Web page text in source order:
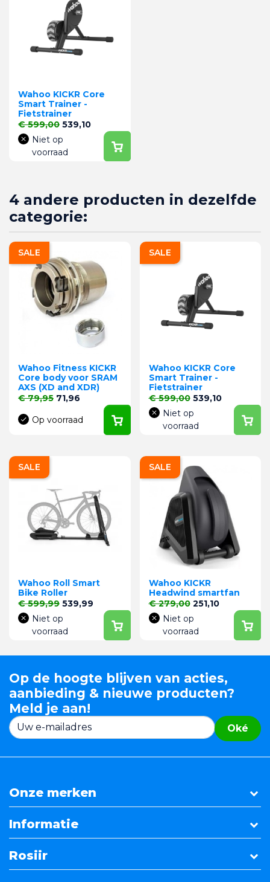
Wahoo KICKR Core
Smart Trainer -
Fietstrainer
Normale prijs
€ 599,00 Prijs
539,10
Niet op
voorraad
4 andere producten in dezelfde
categorie:
Wahoo Fitness KICKR
Core body voor SRAM
AXS (XD and XDR)
Normale prijs
€ 79,95 Prijs
71,96
Op voorraad
SALE
Wahoo KICKR Core
Smart Trainer -
Fietstrainer
Normale prijs
€ 599,00 Prijs
539,10
Niet op
voorraad
SALE
Wahoo Roll Smart
Bike Roller
Normale prijs
€ 599,99 Prijs
539,99
Niet op
voorraad
SALE
Wahoo KICKR
Headwind smartfan
Normale prijs
€ 279,00 Prijs
251,10
Niet op
voorraad
SALE
Op de hoogte blijven van acties,
aanbieding & nieuwe producten?
Meld je aan!
Oké
Onze merken
Informatie
Rosiir